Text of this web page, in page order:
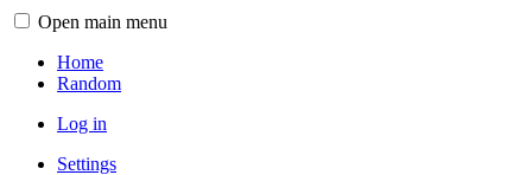
Open main menu
Home
Random
Log in
Settings